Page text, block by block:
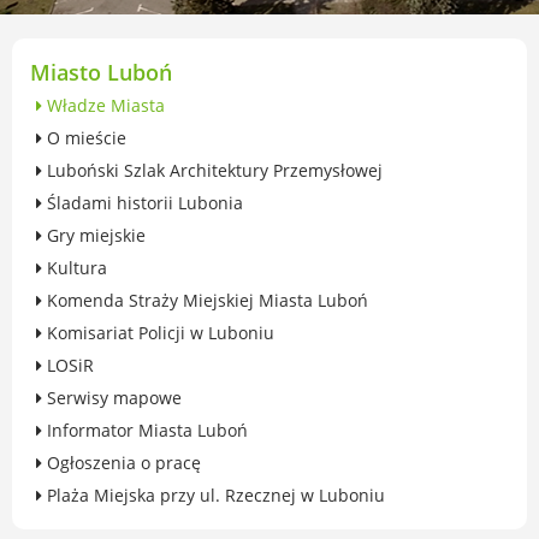
przekształceniowa
Ochrona środowiska
Edukacja ekologiczna
SZYKUJ SIĘ NA ZMIANY KLIMATU
Komunikacja miejska
Rolnictwo
Zwierzęta
Centrum Organizacji Pozarządowych
Karty honorowane w Luboniu
Konsultacje społeczne i ewaluacje
Luboński Budżet Obywatelski
Konkursy miejskie
Fundusze UE i krajowe
Miasto Luboń
Władze Miasta
O mieście
Luboński Szlak Architektury Przemysłowej
Śladami historii Lubonia
Gry miejskie
Kultura
Komenda Straży Miejskiej Miasta Luboń
Komisariat Policji w Luboniu
LOSiR
Serwisy mapowe
Informator Miasta Luboń
Ogłoszenia o pracę
Plaża Miejska przy ul. Rzecznej w Luboniu